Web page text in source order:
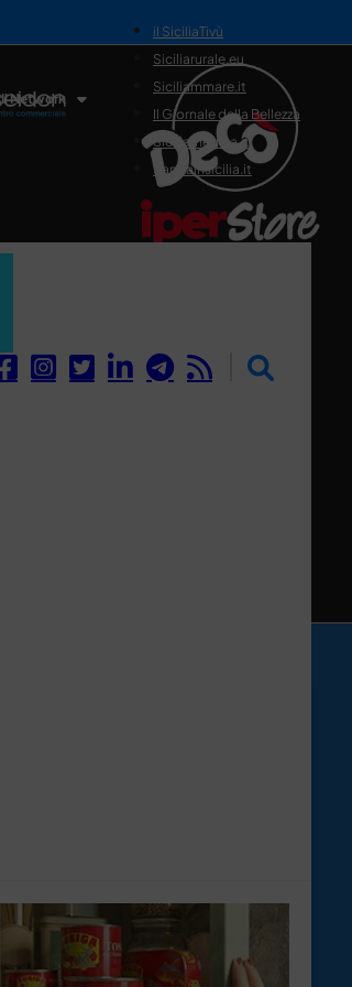
Il Network
il SiciliaTivù
Siciliarurale.eu
Siciliammare.it
Il Giornale della Bellezza
Siciliamedica.it
Sanitainsicilia.it